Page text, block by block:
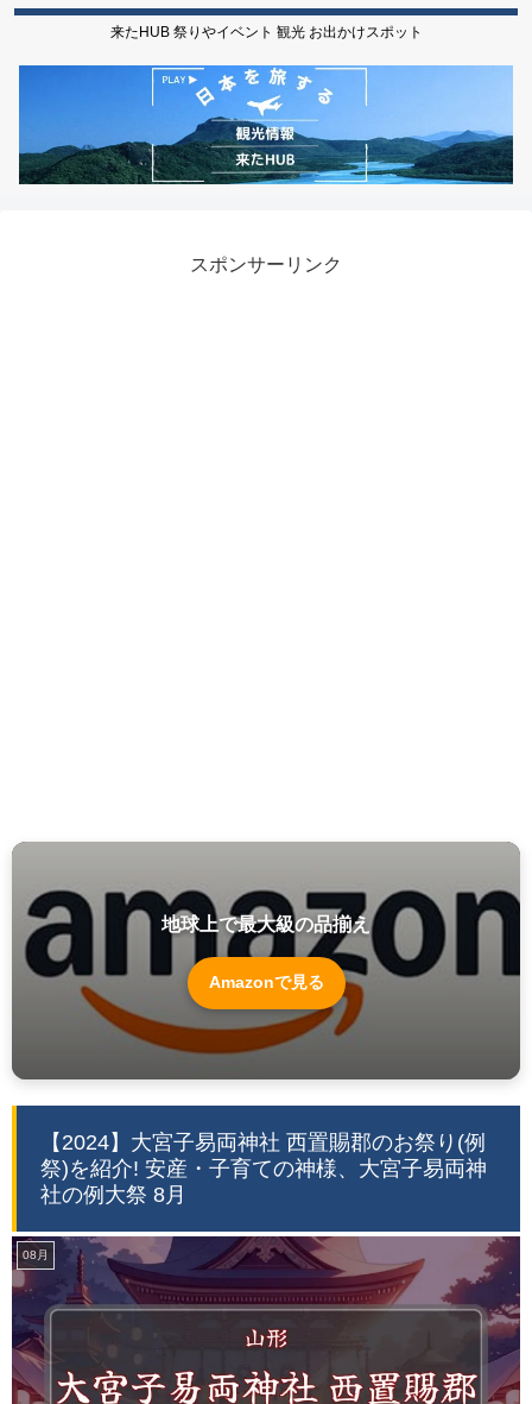
来たHUB 祭りやイベント 観光 お出かけスポット
スポンサーリンク
地球上で最大級の品揃え
Amazonで見る
【2024】大宮子易両神社 西置賜郡のお祭り(例
祭)を紹介! 安産・子育ての神様、大宮子易両神
社の例大祭 8月
08月